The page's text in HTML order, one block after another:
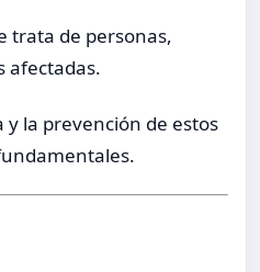
trata de personas,
afectadas.
y la prevención de estos